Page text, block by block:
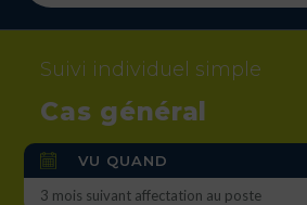
Suivi individuel simple
Cas général
VU QUAND
3 mois suivant affectation au poste